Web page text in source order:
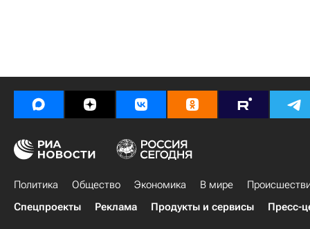
Политика Общество Экономика В мире
Спецпроекты
Реклама Продукты и сервисы Пресс-